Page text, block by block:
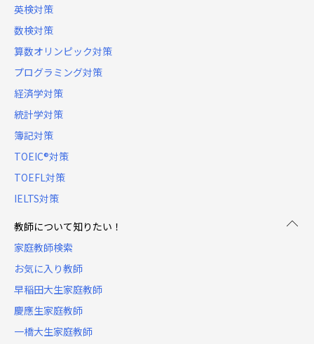
英検対策
数検対策
算数オリンピック対策
プログラミング対策
経済学対策
統計学対策
簿記対策
TOEIC®対策
TOEFL対策
IELTS対策
教師について知りたい！
家庭教師検索
お気に入り教師
早稲田大生家庭教師
慶應生家庭教師
一橋大生家庭教師